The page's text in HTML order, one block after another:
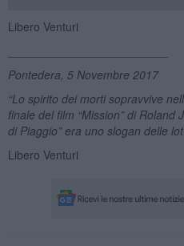
Libero Venturi
Pontedera, 5 Novembre 2017
“Lo spirito dei morti sopravvive
finale del film “Mission” di Roland
di Piaggio” era uno slogan delle
Libero Venturi